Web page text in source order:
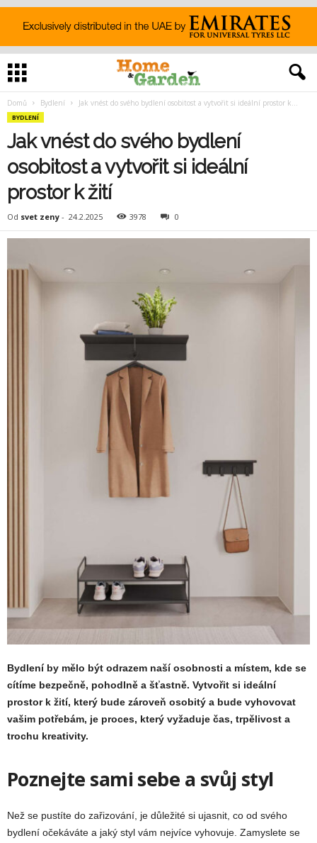
Domů Bydlení Jak vnést do svého bydlení osobitost a vytvořit si ideální prostor k...
BYDLENÍ
Jak vnést do svého bydlení
osobitost a vytvořit si ideální
prostor k žití
Od svet zeny - 24.2.2025 3978 0
Bydlení by mělo být odrazem naší osobnosti a místem, kde se
cítíme bezpečně, pohodlně a šťastně. Vytvořit si ideální
prostor k žití, který bude zároveň osobitý a bude vyhovovat
vašim potřebám, je proces, který vyžaduje čas, trpělivost a
trochu kreativity.
Poznejte sami sebe a svůj styl
Než se pustíte do zařizování, je důležité si ujasnit, co od svého
bydlení očekáváte a jaký styl vám nejvíce vyhovuje. Zamyslete se